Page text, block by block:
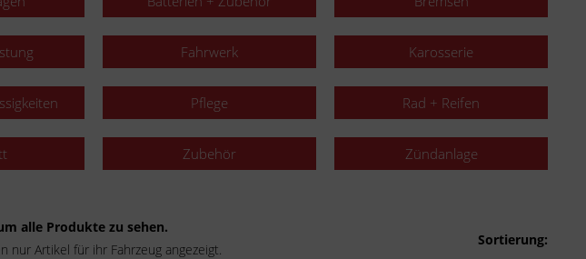
Fahrwerk Karosserie
Pflege Rad + Reifen
Zubehör Zündanlage
alle Produkte zu sehen.
nur Artikel für ihr Fahrzeug angezeigt.
Sortierung: